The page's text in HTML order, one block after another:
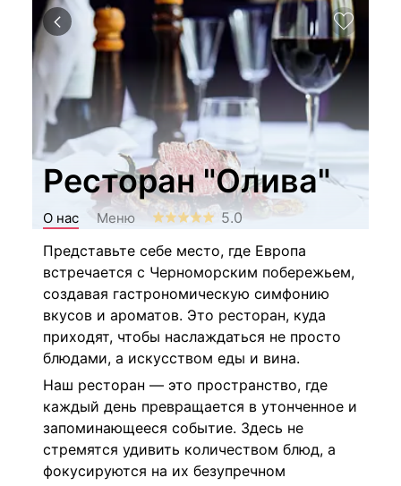
Ресторан "Олива"
О нас Меню
5.0
Представьте себе место, где Европа
встречается с Черноморским побережьем,
создавая гастрономическую симфонию
вкусов и ароматов. Это ресторан, куда
приходят, чтобы наслаждаться не просто
блюдами, а искусством еды и вина.
Наш ресторан — это пространство, где
каждый день превращается в утонченное и
запоминающееся событие. Здесь не
стремятся удивить количеством блюд, а
фокусируются на их безупречном